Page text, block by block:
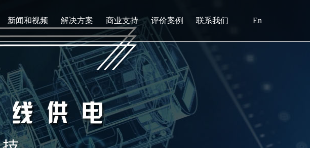
新闻和视频 解决方案 商业支持 评价案例 联系我们 En